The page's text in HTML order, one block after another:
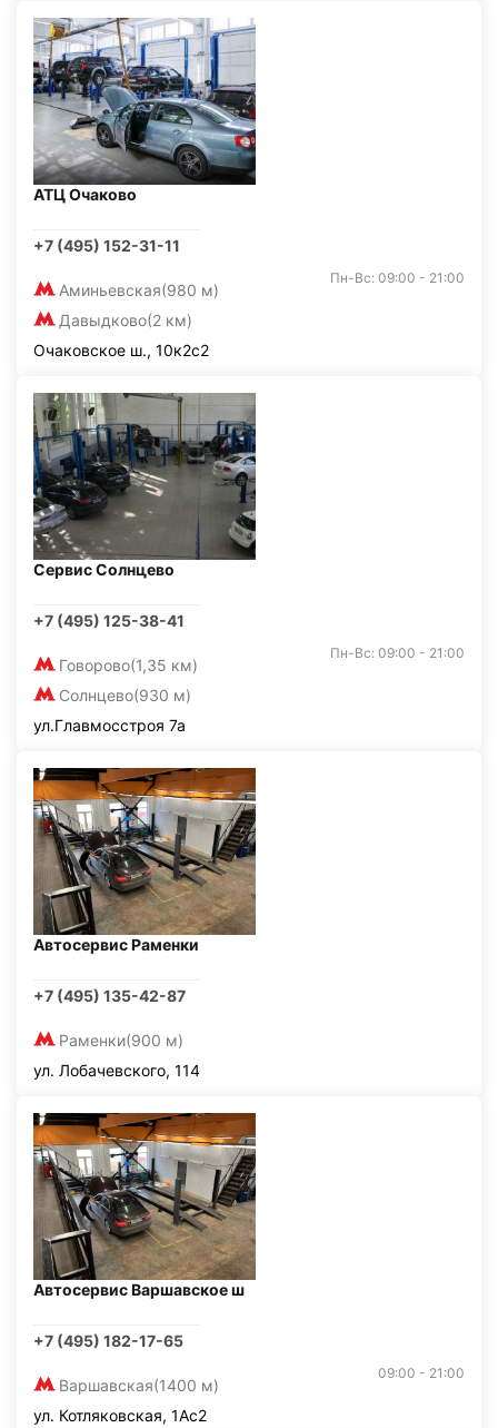
АТЦ Очаково
+7 (495) 152-31-11
Аминьевская(980 м)
Давыдково(2 км)
Пн-Вс: 09:00 - 21:00
Очаковское ш., 10к2с2
Сервис Солнцево
+7 (495) 125-38-41
Говорово(1,35 км)
Солнцево(930 м)
Пн-Вс: 09:00 - 21:00
ул.Главмосстроя 7а
Автосервис Раменки
+7 (495) 135-42-87
Раменки(900 м)
ул. Лобачевского, 114
Автосервис Варшавское ш
+7 (495) 182-17-65
Варшавская(1400 м)
09:00 - 21:00
ул. Котляковская, 1Ас2